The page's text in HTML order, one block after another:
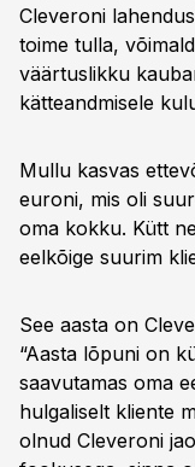
Cleveroni
toime tulla,
väärtuslikku
kätteandmisele
Mullu kasvas
euroni, mis oli
oma kokku. Kütt
eelkõige suurim
See aasta on
“Aasta lõpuni on
saavutamas oma
hulgaliselt kliente
olnud Cleveroni